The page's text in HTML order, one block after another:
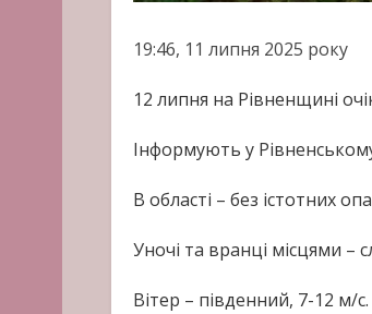
19:46, 11 липня 2025 року
12 липня на Рівненщині
Інформують у
В області – без істотних
Уночі та вранці місцями –
Вітер – південний, 7-12 м/с.